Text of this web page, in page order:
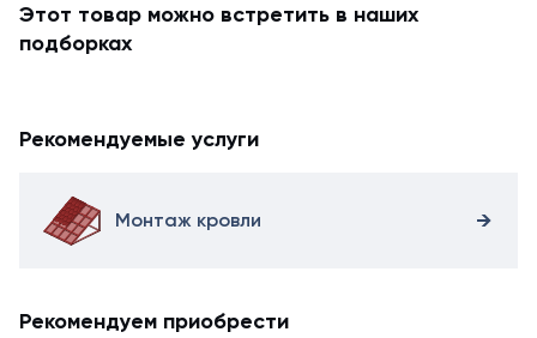
Этот товар можно встретить в наших
подборках
Рекомендуемые услуги
Монтаж кровли
Рекомендуем приобрести